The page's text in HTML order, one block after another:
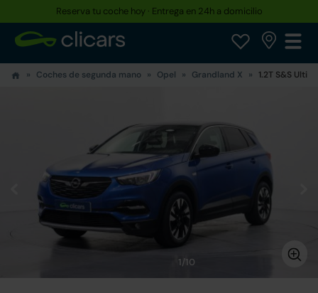
Reserva tu coche hoy · Entrega en 24h a domicilio
Coches de segunda mano Opel Grandland X 1.2T S&S
1/10